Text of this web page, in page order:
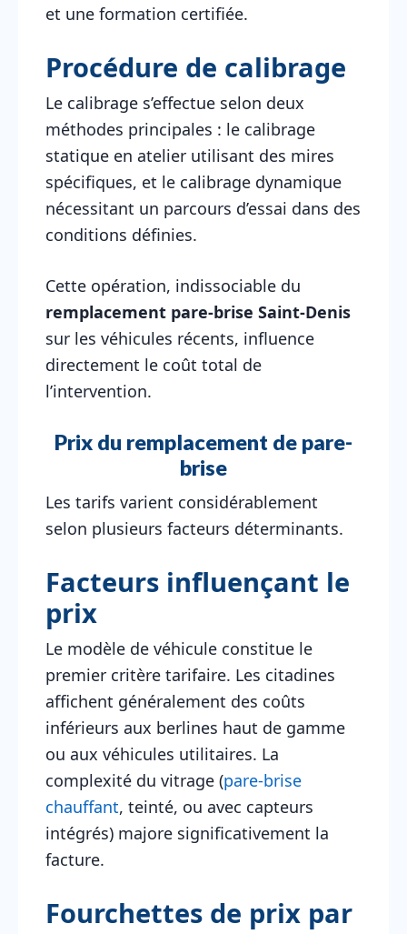
et une formation certifiée.
Procédure de calibrage
Le calibrage s’effectue selon deux
méthodes principales : le calibrage
statique en atelier utilisant des mires
spécifiques, et le calibrage dynamique
nécessitant un parcours d’essai dans des
conditions définies.
Cette opération, indissociable du
remplacement pare-brise Saint-Denis
sur les véhicules récents, influence
directement le coût total de
l’intervention.
Prix du remplacement de pare-
brise
Les tarifs varient considérablement
selon plusieurs facteurs déterminants.
Facteurs influençant le
prix
Le modèle de véhicule constitue le
premier critère tarifaire. Les citadines
affichent généralement des coûts
inférieurs aux berlines haut de gamme
ou aux véhicules utilitaires. La
complexité du vitrage (pare-brise
chauffant, teinté, ou avec capteurs
intégrés) majore significativement la
facture.
Fourchettes de prix par